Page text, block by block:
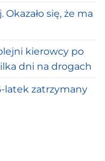
się, że ma
kierowcy po
dni na drogach
latek zatrzymany